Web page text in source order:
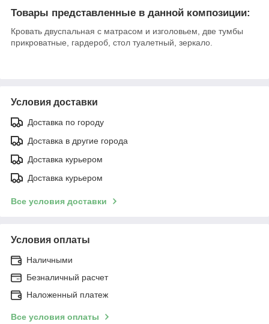
Товары представленные в данной композиции:
Кровать двуспальная с матрасом и изголовьем, две тумбы
прикроватные, гардероб, стол туалетный, зеркало.
Условия доставки
Доставка по городу
Доставка в другие города
Доставка курьером
Доставка курьером
Все условия доставки
Условия оплаты
Наличными
Безналичный расчет
Наложенный платеж
Все условия оплаты